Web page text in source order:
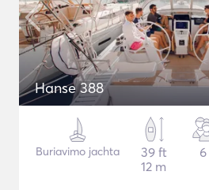
Hanse 388
Buriavimo jachta
39 ft
12 m
6